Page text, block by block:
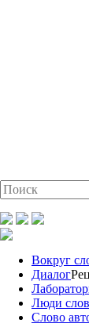
Вокруг
Диалог
Люди
Слово